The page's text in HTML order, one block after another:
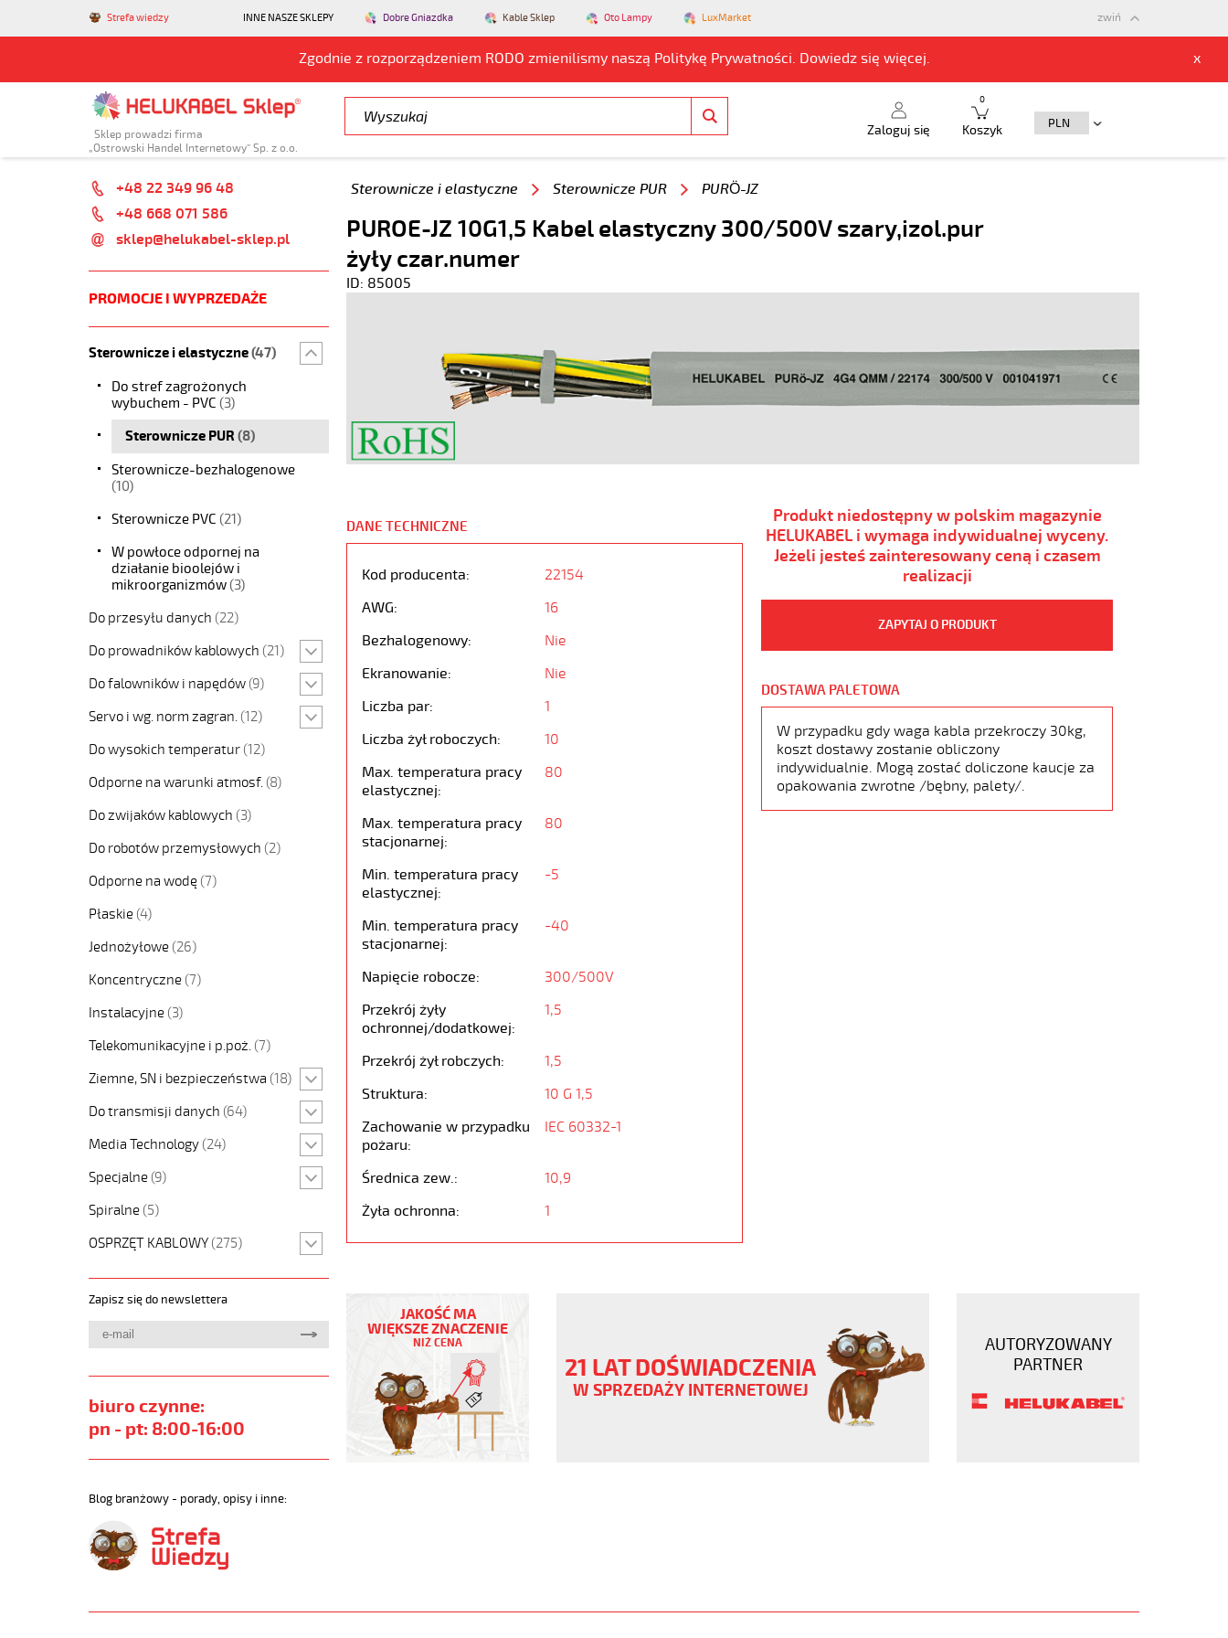
Strefa wiedzy INNE NASZE SKLEPY Dobre Gniazdka Kable Sklep Oto Lampy LuxMarket
Zgodnie z rozporządzeniem RODO zmienilismy naszą Politykę Prywatności. Dowiedz się więcej. x
zwiń
Sklep prowadzi firma
„Ostrowski Handel Internetowy” Sp. z o.o.
Zaloguj się Koszyk
0
+48 22 349 96 48
+48 668 071 586
sklep@helukabel-sklep.pl
PROMOCJE I WYPRZEDAŻE
Sterownicze i elastyczne(47)
Do stref zagrożonych
wybuchem - PVC (3)
Sterownicze PUR (8)
Sterownicze-bezhalogenowe
(10)
Sterownicze PVC (21)
W powłoce odpornej na
działanie bioolejów i
mikroorganizmów(3)
Do przesyłu danych (22)
Do prowadników kablowych (21)
Do falowników i napędów (9)
Servo i wg. norm zagran. (12)
Do wysokich temperatur (12)
Odporne na warunki atmosf. (8)
Do zwijaków kablowych (3)
Do robotów przemysłowych (2)
Odporne na wodę (7)
Płaskie (4)
Jednożyłowe (26)
Koncentryczne (7)
Instalacyjne (3)
Telekomunikacyjne i p.poż. (7)
Ziemne, SN i bezpieczeństwa (18)
Do transmisji danych (64)
Media Technology (24)
Specjalne (9)
Spiralne (5)
OSPRZĘT KABLOWY (275)
Zapisz się do newslettera
biuro czynne:
pn - pt: 8:00-16:00
Blog branżowy - porady, opisy i inne:
Sterownicze i elastyczne Sterownicze PUR PURÖ-JZ
PUROE-JZ 10G1,5 Kabel elastyczny 300/500V szary,izol.pur
żyły czar.numer
ID: 85005
DANE TECHNICZNE
Kod producenta:
22154
AWG:
16
Bezhalogenowy:
Nie
Ekranowanie:
Nie
Liczba par:
1
Liczba żył roboczych:
10
Max. temperatura pracy
elastycznej:
80
Max. temperatura pracy
stacjonarnej:
80
Min. temperatura pracy
elastycznej:
-5
Min. temperatura pracy
stacjonarnej:
-40
Napięcie robocze:
300/500V
Przekrój żyły
ochronnej/dodatkowej:
1,5
Przekrój żył robczych:
1,5
Struktura:
10 G 1,5
Zachowanie w przypadku
pożaru:
IEC 60332-1
Średnica zew.:
10,9
Żyła ochronna:
1
Produkt niedostępny w polskim magazynie
HELUKABEL i wymaga indywidualnej wyceny.
Jeżeli jesteś zainteresowany ceną i czasem
realizacji
ZAPYTAJ O PRODUKT
DOSTAWA PALETOWA
W przypadku gdy waga kabla przekroczy 30kg,
koszt dostawy zostanie obliczony
indywidualnie. Mogą zostać doliczone kaucje za
opakowania zwrotne /bębny, palety/.
10G1,5
Kabel
300/500V
szary,izol.pur
czar.numer
https://www.static.helukabel-
qmmkabel-
JAKOŚĆ MA
WIĘKSZE ZNACZENIE
NIŻ CENA
21 LAT DOŚWIADCZENIA
W SPRZEDAŻY INTERNETOWEJ
AUTORYZOWANY
PARTNER